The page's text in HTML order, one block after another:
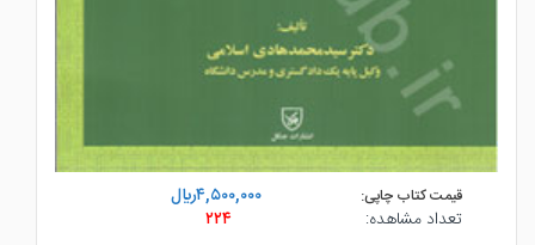
قیمت کتاب چاپی:
۴,۵۰۰,۰۰۰ريال
تعداد مشاهده:
۲۲۴